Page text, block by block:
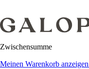
Zwischensumme
Meinen Warenkorb anzeigen